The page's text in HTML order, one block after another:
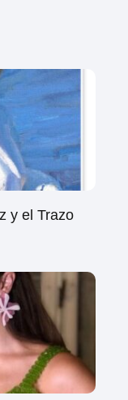
y el Trazo